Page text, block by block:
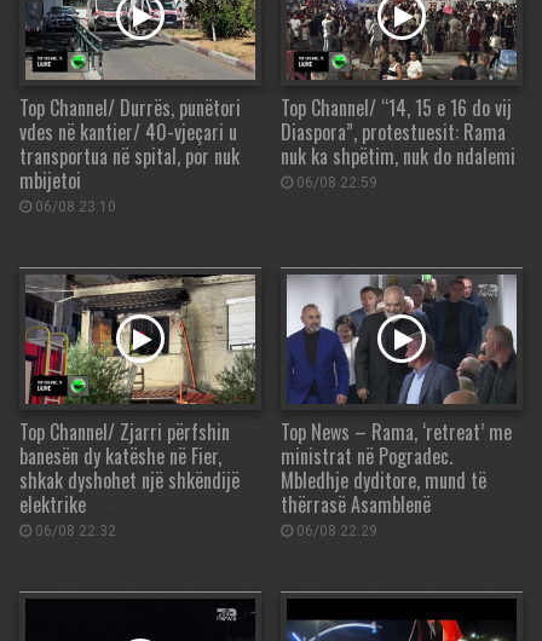
Top Channel/ Durrës, punëtori
vdes në kantier/ 40-vjeçari u
transportua në spital, por nuk
mbijetoi
06/08 23:10
Top Channel/ “14, 15 e 16 do vij
Diaspora”, protestuesit: Rama
nuk ka shpëtim, nuk do ndalemi
06/08 22:59
Top Channel/ Zjarri përfshin
banesën dy katëshe në Fier,
shkak dyshohet një shkëndijë
elektrike
06/08 22:32
Top News – Rama, ‘retreat’ me
ministrat në Pogradec.
Mbledhje dyditore, mund të
thërrasë Asamblenë
06/08 22:29